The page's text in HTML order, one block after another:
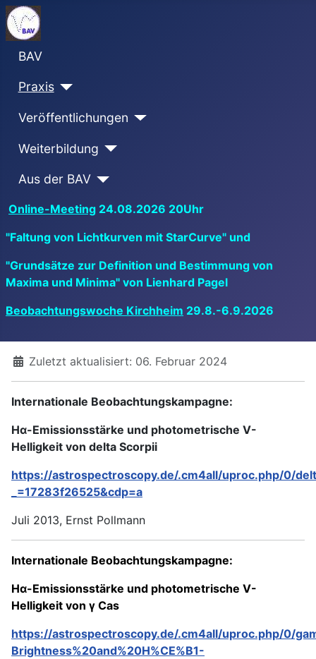
BAV
Praxis
Veröffentlichungen
Weiterbildung
Aus der BAV
Online-Meeting 24.08.2026 20Uhr
"Faltung von Lichtkurven mit StarCurve" und
"Grundsätze zur Definition und Bestimmung von
Maxima und Minima" von Lienhard Pagel
Beobachtungswoche Kirchheim 29.8.-6.9.2026
DetailsZuletzt aktualisiert: 06. Februar 2024
Internationale Beobachtungskampagne:
Hα-Emissionsstärke und photometrische V-
Helligkeit von delta Scorpii
https://astrospectroscopy.de/.cm4all/uproc.php/0/
_=17283f26525&cdp=a
Juli 2013, Ernst Pollmann
Internationale Beobachtungskampagne:
Hα-Emissionsstärke und photometrische V-
Helligkeit von γ Cas
https://astrospectroscopy.de/.cm4all/uproc.php/0/
Brightness%20and%20H%CE%B1-